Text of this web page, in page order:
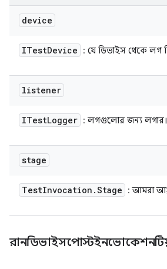
device
ITestDevice : যে ডিভাইস থেকে লগ
listener
ITestLogger : লগগুলোর জন্য লগার।
stage
TestInvocation .Stage : আমরা